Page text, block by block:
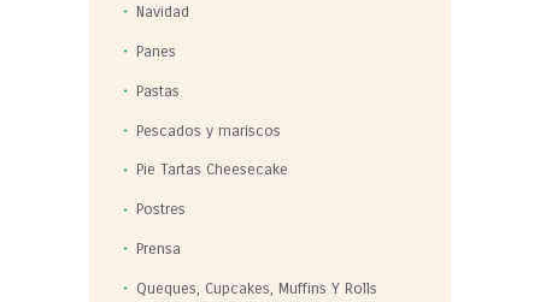
Navidad
Panes
Pastas
Pescados y mariscos
Pie Tartas Cheesecake
Postres
Prensa
Queques, Cupcakes, Muffins Y Rolls